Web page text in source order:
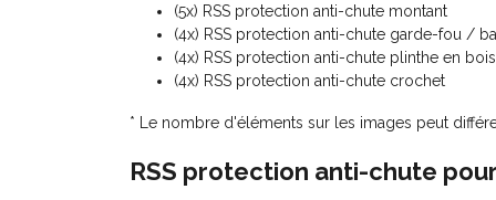
(5x) RSS protection anti-chute montant
(4x) RSS protection anti-chute garde-fou /
(4x) RSS protection anti-chute plinthe en
(4x) RSS protection anti-chute crochet
* Le nombre d'éléments sur les images peut
RSS protection anti-chute